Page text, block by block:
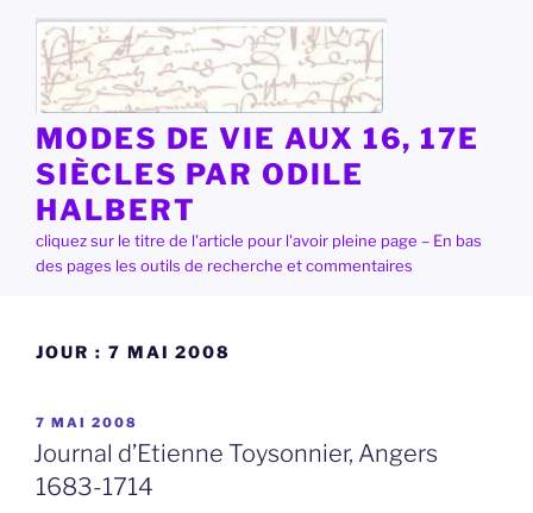
contenu
principal
MODES DE VIE AUX 16, 17E
SIÈCLES PAR ODILE
HALBERT
cliquez sur le titre de l'article pour l'avoir pleine page – En bas
des pages les outils de recherche et commentaires
JOUR : 7 MAI 2008
PUBLIÉ
LE
7 MAI 2008
Journal d’Etienne Toysonnier, Angers
1683-1714